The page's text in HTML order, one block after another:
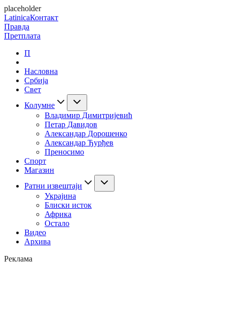
placeholder
LatinicaКонтакт
Правда
Претплата
П
Насловна
Србија
Свет
Колумне
Владимир Димитријевић
Петар Давидов
Александар Дорошенко
Александар Ђурђев
Преносимо
Спорт
Магазин
Ратни извештаји
Украјина
Блиски исток
Африка
Остало
Видео
Архива
Реклама